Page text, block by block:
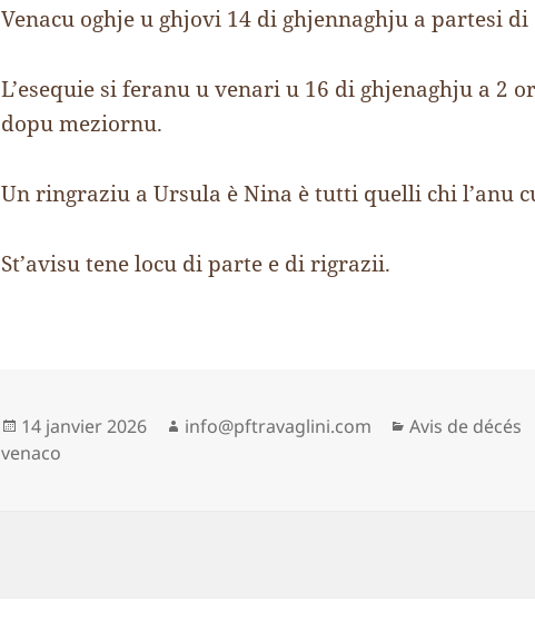
Venacu oghje u ghjovi 14 di ghjennaghju a partesi di
L’esequie si feranu u venari u 16 di ghjenaghju a 2
dopu meziornu.
Un ringraziu a Ursula è Nina è tutti quelli chi l’anu
St’avisu tene locu di parte e di rigrazii.
Publié
le
14 janvier 2026 Auteur
info@pftravaglini.com Catégories
Avis de décés
venaco